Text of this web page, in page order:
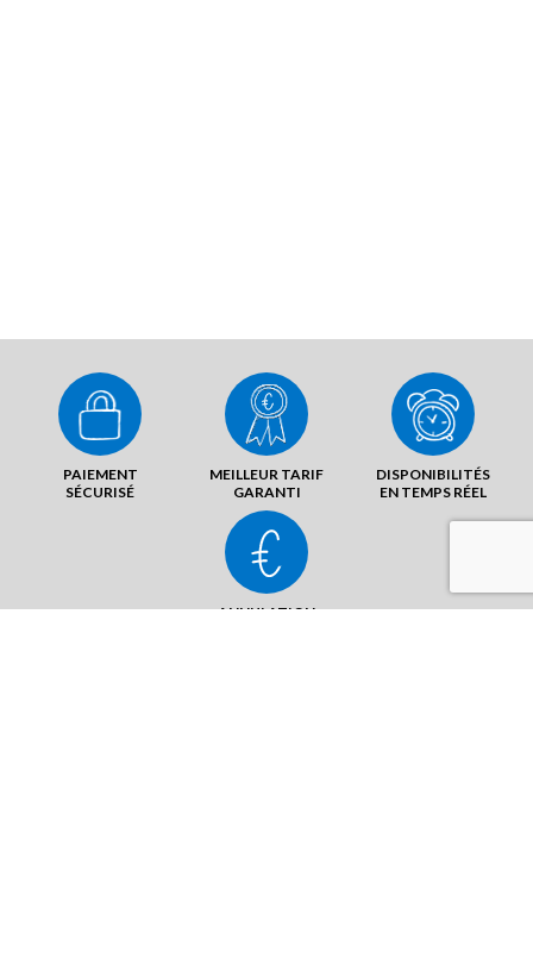
PAIEMENT
SÉCURISÉ
MEILLEUR TARIF
GARANTI
DISPONIBILITÉS
EN TEMPS RÉEL
ANNULATION